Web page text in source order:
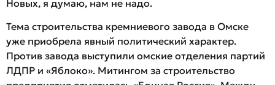
Новых, я думаю, нам не надо.
Тема строительства кремниевого завода в Омске
уже приобрела явный политический характер.
Против завода выступили омские отделения партий
ЛДПР и «Яблоко». Митингом за строительство